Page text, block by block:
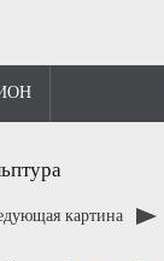
картина